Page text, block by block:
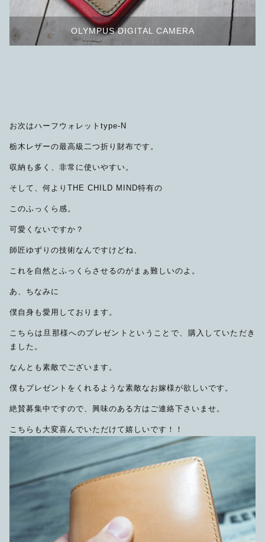
OLYMPUS DIGITAL CAMERA
お次はハーフウォレットtype-N
栃木レザーの最高級二つ折り財布です。
収納も多く、非常に使いやすい。
そして、何よりTHE CHILD MIND特有の
このふっくら感。
可愛くないですか？
師匠ゆずりの技術なんですけどね、
これを自然とふっくらさせるのがまぁ難しいのよ。
あ、ちなみに
僕自身も愛用しております。
こちらは旦那様へのプレゼントということで、購入していただき
ました。
なんとも素敵でございます。
僕もプレゼントをくれるような素敵なお嫁様が欲しいです。
絶賛募集中ですので、興味のある方はご連絡下さいませ。
こちらも大変喜んでいただけて嬉しいです！！